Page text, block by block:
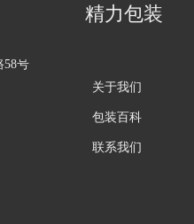
58号
精力包装
关于我们
包装百科
联系我们